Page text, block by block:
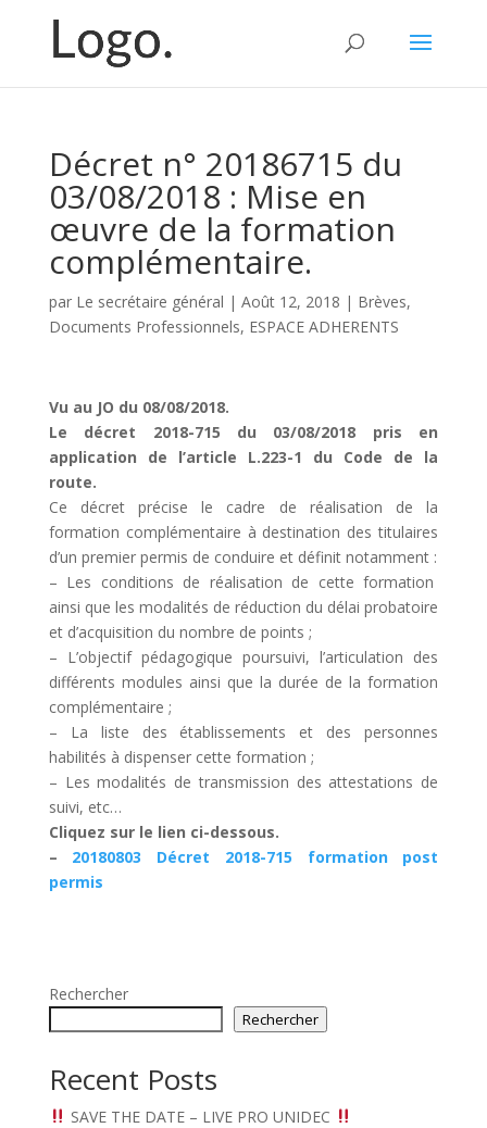
Décret n° 20186715 du
03/08/2018 : Mise en
œuvre de la formation
complémentaire.
par Le secrétaire général | Août 12, 2018 | Brèves,
Documents Professionnels, ESPACE ADHERENTS
Vu au JO du 08/08/2018.
Le décret 2018-715 du 03/08/2018 pris en
application de l’article L.223-1 du Code de la
route.
Ce décret précise le cadre de réalisation de la
formation complémentaire à destination des titulaires
d’un premier permis de conduire et définit notamment :
– Les conditions de réalisation de cette formation
ainsi que les modalités de réduction du délai probatoire
et d’acquisition du nombre de points ;
– L’objectif pédagogique poursuivi, l’articulation des
différents modules ainsi que la durée de la formation
complémentaire ;
– La liste des établissements et des personnes
habilités à dispenser cette formation ;
– Les modalités de transmission des attestations de
suivi, etc…
Cliquez sur le lien ci-dessous.
– 20180803 Décret 2018-715 formation post
permis
Rechercher
Rechercher
Recent Posts
SAVE THE DATE – LIVE PRO UNIDEC